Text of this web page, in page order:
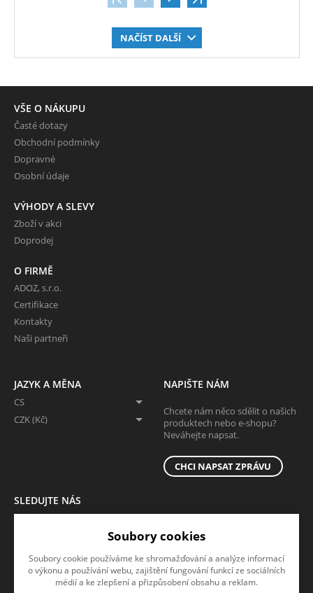
NAČÍST DALŠÍ
VŠE O NÁKUPU
Časté dotazy
Obchodní podmínky
Dopravné
Osobní údaje
VÝHODY A SLEVY
Zboží v akci
Doprodej
O FIRMĚ
ADOZ, s.r.o.
Certifikace
Kontakty
Naši partneři
JAZYK A MĚNA
CS
CZK (Kč)
NAPIŠTE NÁM
Chcete nám něco sdělit o našich
produktech nebo e-shopu?
Neváhejte napsat.
CHCI NAPSAT ZPRÁVU
SLEDUJTE NÁS
Soubory cookies
Soubory cookie používáme ke shromažďování a analýze informací
o výkonu a používání webu, zajištění fungování funkcí ze sociálních
médií a ke zlepšení a přizpůsobení obsahu a reklam.